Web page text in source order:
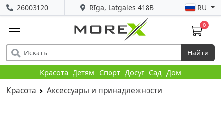
Rīga, Latgales 418B
26003120 RU
0
Найти
Красота Детям Спорт Досуг Сад Дом
Красота Аксессуары и принадлежности